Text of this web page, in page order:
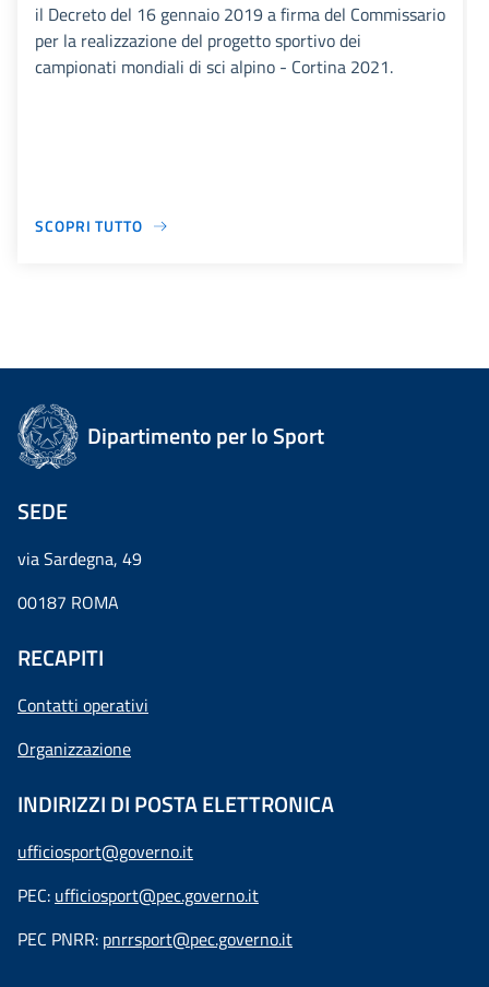
il Decreto del 16 gennaio 2019 a firma del Commissario
per la realizzazione del progetto sportivo dei
campionati mondiali di sci alpino - Cortina 2021.
SCOPRI TUTTO
Dipartimento per lo Sport
SEDE
via Sardegna, 49
00187 ROMA
RECAPITI
Contatti operativi
Organizzazione
INDIRIZZI DI POSTA ELETTRONICA
ufficiosport@governo.it
PEC: ufficiosport@pec.governo.it
PEC PNRR: pnrrsport@pec.governo.it